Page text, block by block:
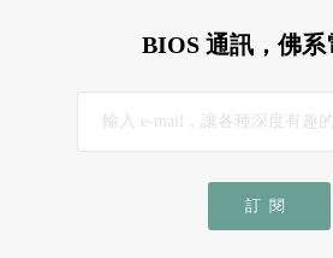
BIOS 通訊，佛系
訂閱